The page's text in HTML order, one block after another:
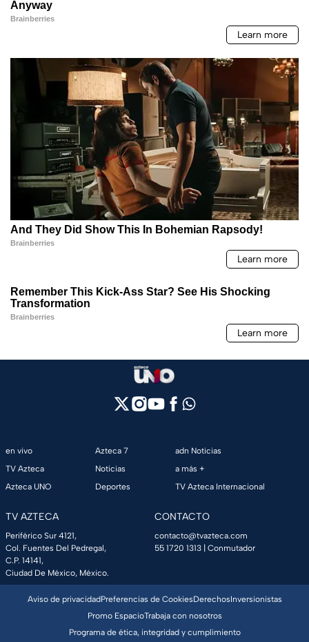
en vivo
TV Azteca
Azteca UNO
Azteca 7
Noticias
Deportes
adn Noticias
a más +
TV Azteca Internacional
TV AZTECA
Periférico Sur 4121,
Col. Fuentes Del Pedregal,
C.P. 14141,
Ciudad De México, México.
CONTACTO
contacto@tvazteca.com
55 1720 1313 | Conmutador
Aviso de privacidadPreferencias de CookiesDerechosInversionistas
Promo EspacioTrabaja con nosotros
Programa de ética, integridad y cumplimiento